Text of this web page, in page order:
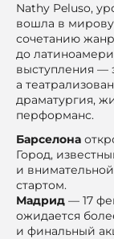
Nathy Peluso,
вошла в
сочетанию
до
выступления —
а
драматургия,
перформанс.
Барселона
Город,
и
стартом.
Мадрид — 17
ожидается
и финальный